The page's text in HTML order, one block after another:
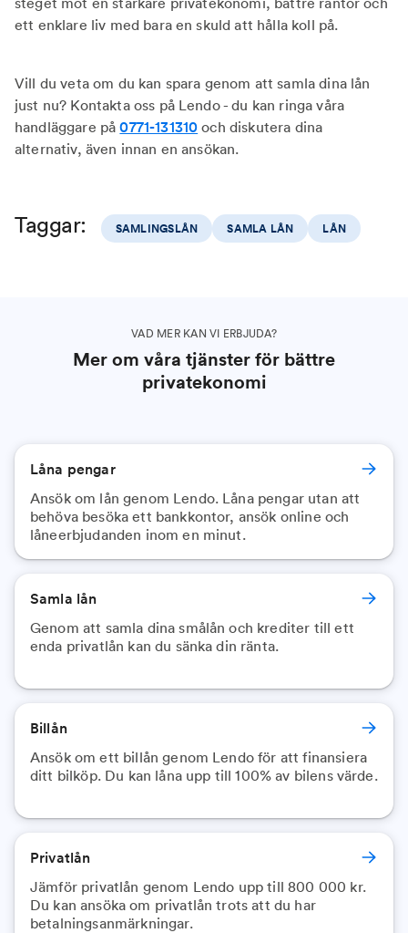
ett enklare liv med bara en skuld att hålla koll på.
Vill du veta om du kan spara genom att samla dina lån
just nu? Kontakta oss på Lendo - du kan ringa våra
handläggare på0771-131310 och diskutera dina
alternativ, även innan en ansökan.
Taggar: SAMLINGSLÅN SAMLA LÅN LÅN
VAD MER KAN VI ERBJUDA?
Mer om våra tjänster för bättre
privatekonomi
Låna pengar
Ansök om lån genom Lendo. Låna pengar utan att
behöva besöka ett bankkontor, ansök online och
låneerbjudanden inom en minut.
Samla lån
Genom att samla dina smålån och krediter till ett
enda privatlån kan du sänka din ränta.
Billån
Ansök om ett billån genom Lendo för att finansiera
ditt bilköp. Du kan låna upp till 100% av bilens värde.
Privatlån
Jämför privatlån genom Lendo upp till 800 000 kr.
Du kan ansöka om privatlån trots att du har
betalningsanmärkningar.